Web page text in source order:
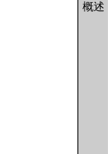
概述